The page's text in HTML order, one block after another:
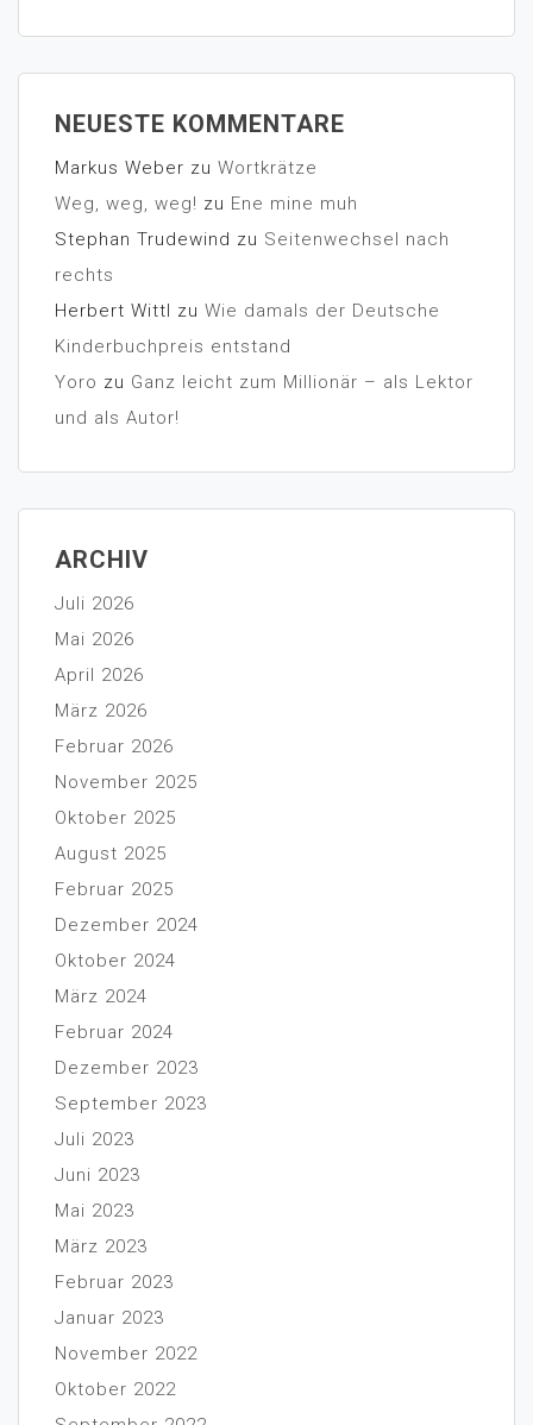
NEUESTE KOMMENTARE
Markus Weber zu Wortkrätze
Weg, weg, weg! zu Ene mine muh
Stephan Trudewind zu Seitenwechsel nach
rechts
Herbert Wittl zu Wie damals der Deutsche
Kinderbuchpreis entstand
Yoro zu Ganz leicht zum Millionär – als Lektor
und als Autor!
ARCHIV
Juli 2026
Mai 2026
April 2026
März 2026
Februar 2026
November 2025
Oktober 2025
August 2025
Februar 2025
Dezember 2024
Oktober 2024
März 2024
Februar 2024
Dezember 2023
September 2023
Juli 2023
Juni 2023
Mai 2023
März 2023
Februar 2023
Januar 2023
November 2022
Oktober 2022